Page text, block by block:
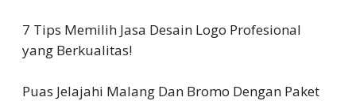
7 Tips Memilih Jasa Desain Logo Profesional
yang Berkualitas!
Puas Jelajahi Malang Dan Bromo Dengan Paket